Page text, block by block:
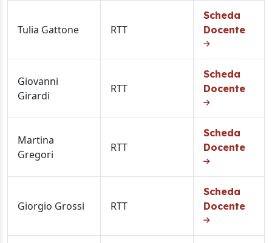
Tulia Gattone RTT
Scheda
Docente
Giovanni
Girardi
RTT
Scheda
Docente
Martina
Gregori
RTT
Scheda
Docente
Giorgio Grossi RTT
Scheda
Docente